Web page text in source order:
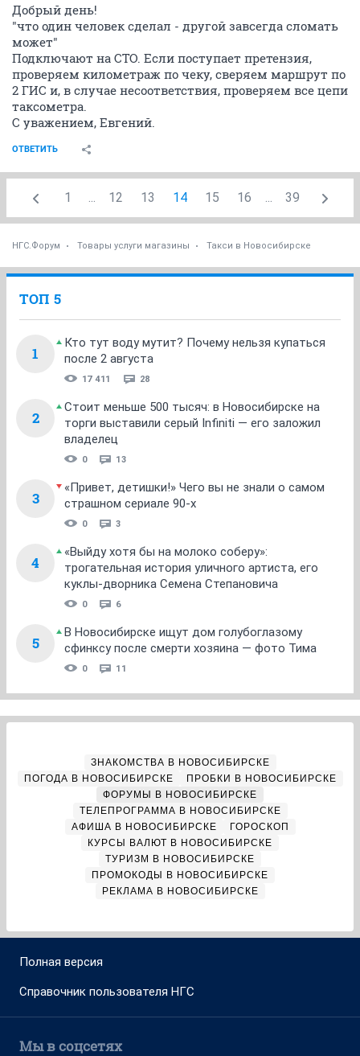
Добрый день!
"что один человек сделал - другой завсегда сломать
может"
Подключают на СТО. Если поступает претензия,
проверяем километраж по чеку, сверяем маршрут по
2 ГИС и, в случае несоответствия, проверяем все цепи
таксометра.
С уважением, Евгений.
ОТВЕТИТЬ
1 ... 12 13 14 15 16 ... 39
НГС.Форум Товары услуги магазины Такси в Новосибирске
ТОП 5
1
Кто тут воду мутит? Почему нельзя купаться
после 2 августа
17 411 28
2
Стоит меньше 500 тысяч: в Новосибирске на
торги выставили серый Infiniti — его заложил
владелец
0 13
3
«Привет, детишки!» Чего вы не знали о самом
страшном сериале 90-х
0 3
4
«Выйду хотя бы на молоко соберу»:
трогательная история уличного артиста, его
куклы-дворника Семена Степановича
0 6
5
В Новосибирске ищут дом голубоглазому
сфинксу после смерти хозяина — фото Тима
0 11
ЗНАКОМСТВА В НОВОСИБИРСКЕ
ПОГОДА В НОВОСИБИРСКЕ
ПРОБКИ В НОВОСИБИРСКЕ
ФОРУМЫ В НОВОСИБИРСКЕ
ТЕЛЕПРОГРАММА В НОВОСИБИРСКЕ
АФИША В НОВОСИБИРСКЕ
ГОРОСКОП
КУРСЫ ВАЛЮТ В НОВОСИБИРСКЕ
ТУРИЗМ В НОВОСИБИРСКЕ
ПРОМОКОДЫ В НОВОСИБИРСКЕ
РЕКЛАМА В НОВОСИБИРСКЕ
Полная версия
Справочник пользователя НГС
Мы в соцсетях